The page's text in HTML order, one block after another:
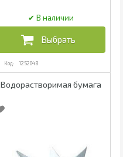
1252048
Водорастворимая бумага